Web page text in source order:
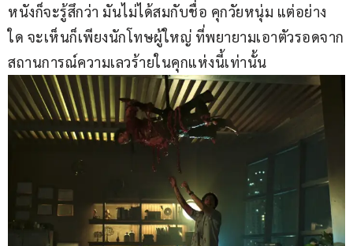
หนังก็จะรู้สึกว่า มันไม่ได้สมกับชื่อ คุกวัยหนุ่ม แต่อย่าง
ใด จะเห็นก็เพียงนักโทษผู้ใหญ่ ที่พยายามเอาตัวรอดจาก
สถานการณ์ความเลวร้ายในคุกแห่งนี้เท่านั้น